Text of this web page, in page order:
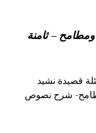
– ثامنة
قصيدة نشيد
ومطامح- شرح نصوص